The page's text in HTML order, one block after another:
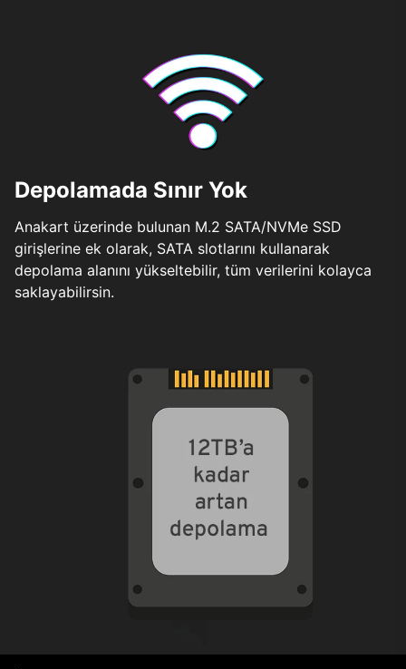
Depolamada Sınır Yok
Anakart üzerinde bulunan M.2 SATA/NVMe SSD
girişlerine ek olarak, SATA slotlarını kullanarak
depolama alanını yükseltebilir, tüm verilerini kolayca
saklayabilirsin.